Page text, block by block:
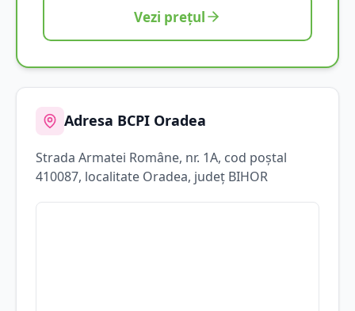
Vezi prețul
Adresa BCPI Oradea
Strada Armatei Române, nr. 1A, cod poștal
410087, localitate Oradea, județ BIHOR